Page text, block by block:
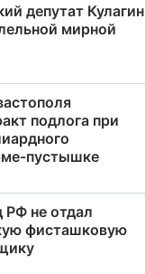
депутат Кулагин
мирной
подлога при
пустышке
РФ не отдал
фисташковую